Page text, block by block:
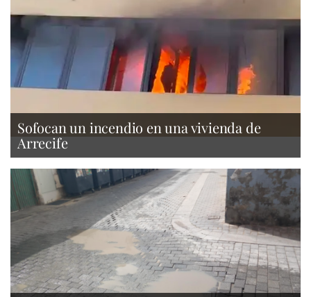
Sofocan un incendio en una vivienda de
Arrecife